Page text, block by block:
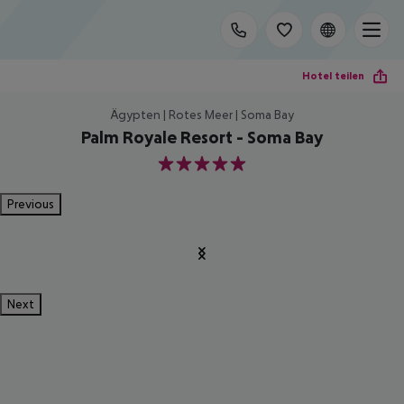
Hotel teilen
Ägypten | Rotes Meer | Soma Bay
Palm Royale Resort - Soma Bay
5
Previous
Next